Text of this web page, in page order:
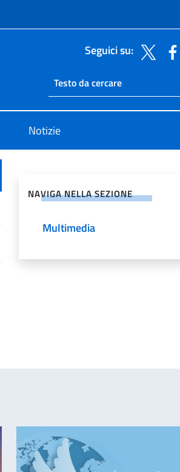
Seguici su:
Ricerca sito
Cerca nel sito
Notizie
NAVIGA NELLA SEZIONE
Multimedia